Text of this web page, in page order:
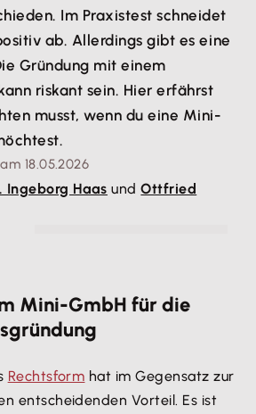
Im Praxistest schneidet
ab. Allerdings gibt es eine
Gründung mit einem
riskant sein. Hier erfährst
musst, wenn du eine Mini-
18.05.2026
Ingeborg Haas undOttfried
Mini-GmbH für die
Rechtsform hat im Gegensatz zur
entscheidenden Vorteil. Es ist